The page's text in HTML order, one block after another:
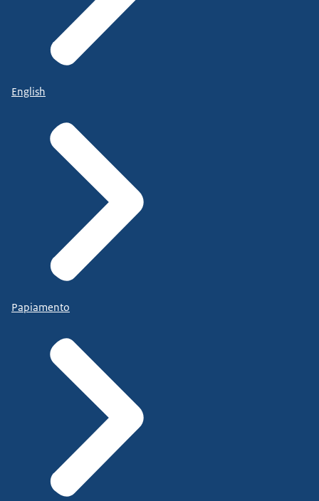
English
Papiamento